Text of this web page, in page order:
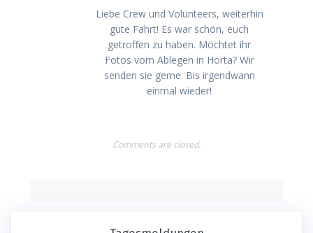
Liebe Crew und Volunteers, weiterhin
gute Fahrt! Es war schön, euch
getroffen zu haben. Möchtet ihr
Fotos vom Ablegen in Horta? Wir
senden sie gerne. Bis irgendwann
einmal wieder!
Comments are closed.